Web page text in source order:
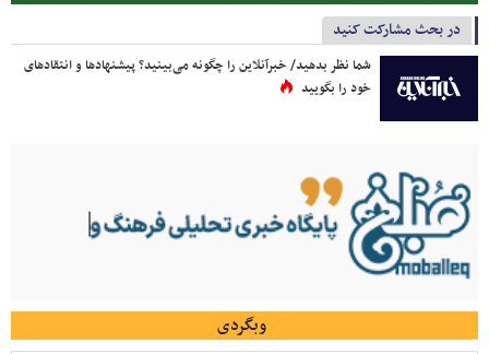
در بحث مشارکت کنید
شما نظر بدهید/ خبرآنلاین را چگونه می‌بینید؟ پیشنهادها و انتقادهای
خود را بگویید
وبگردی